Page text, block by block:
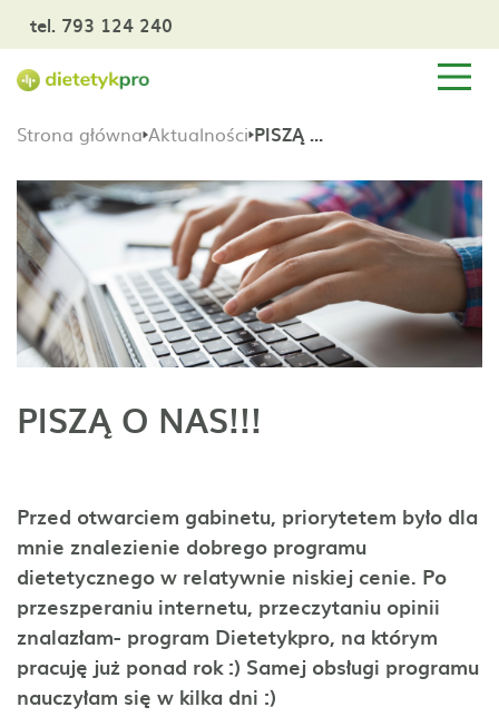
tel. 793 124 240
Strona główna Aktualności PISZĄ O NAS!!!
PISZĄ O NAS!!!
Przed otwarciem gabinetu, priorytetem było dla
mnie znalezienie dobrego programu
dietetycznego w relatywnie niskiej cenie. Po
przeszperaniu internetu, przeczytaniu opinii
znalazłam- program Dietetykpro, na którym
pracuję już ponad rok :) Samej obsługi programu
nauczyłam się w kilka dni :)